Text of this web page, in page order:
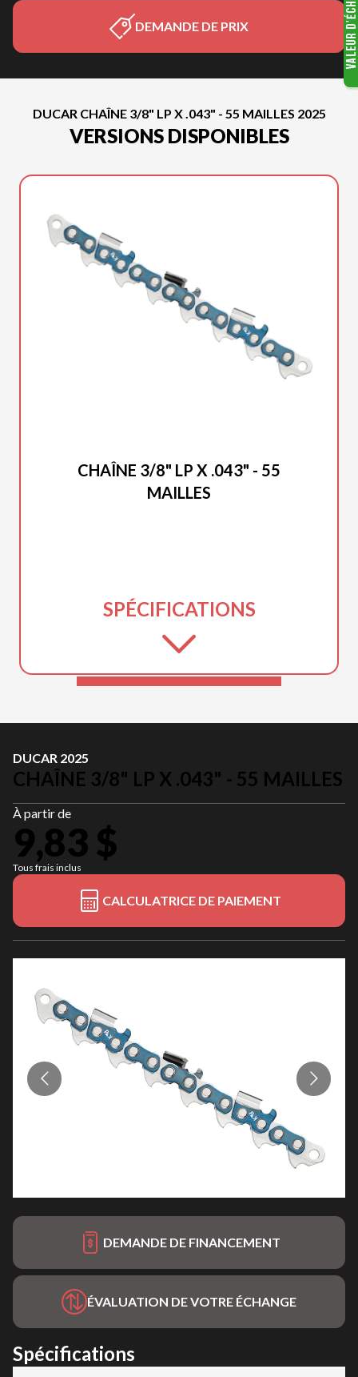
DEMANDE DE PRIX
DUCAR CHAÎNE 3/8" LP X .043" - 55 MAILLES 2025
VERSIONS DISPONIBLES
CHAÎNE 3/8" LP X .043" - 55
MAILLES
SPÉCIFICATIONS
DUCAR 2025
CHAÎNE 3/8" LP X .043" - 55 MAILLES
À partir de
9,83 $
Tous frais inclus
CALCULATRICE DE PAIEMENT
DEMANDE DE FINANCEMENT
ÉVALUATION DE VOTRE ÉCHANGE
Spécifications